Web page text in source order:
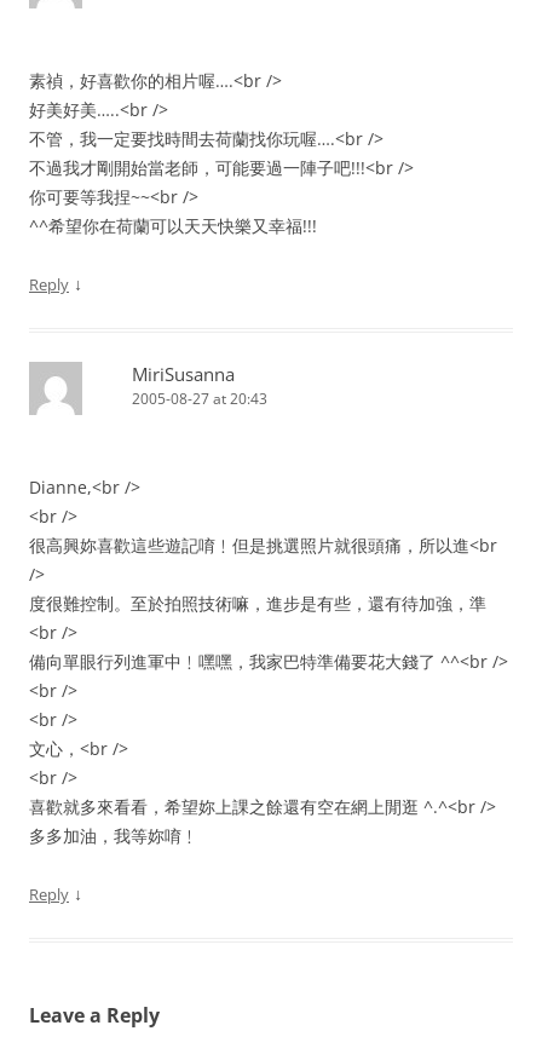
素禎，好喜歡你的相片喔….<br />
好美好美…..<br />
不管，我一定要找時間去荷蘭找你玩喔….<br />
不過我才剛開始當老師，可能要過一陣子吧!!!<br />
你可要等我捏~~<br />
^^希望你在荷蘭可以天天快樂又幸福!!!
Reply ↓
MiriSusanna
2005-08-27 at 20:43
Dianne,<br />
<br />
很高興妳喜歡這些遊記唷﹗但是挑選照片就很頭痛，所以進<br
/>
度很難控制。至於拍照技術嘛，進步是有些，還有待加強，準
<br />
備向單眼行列進軍中﹗嘿嘿，我家巴特準備要花大錢了 ^^<br />
<br />
<br />
文心，<br />
<br />
喜歡就多來看看，希望妳上課之餘還有空在網上閒逛 ^.^<br />
多多加油，我等妳唷﹗
Reply ↓
Leave a Reply